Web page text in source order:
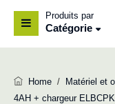
Produits par
Catégorie
Home / Matériel et
4AH + chargeur